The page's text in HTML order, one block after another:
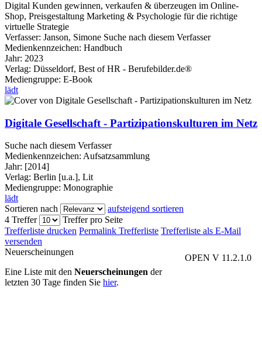
Digital Kunden gewinnen, verkaufen & überzeugen im Online-
Shop, Preisgestaltung Marketing & Psychologie für die richtige
virtuelle Strategie
Verfasser: Janson, Simone Suche nach diesem Verfasser
Medienkennzeichen: Handbuch
Jahr: 2023
Verlag: Düsseldorf, Best of HR - Berufebilder.de®
Mediengruppe: E-Book
lädt
Digitale Gesellschaft - Partizipationskulturen im Netz
Suche nach diesem Verfasser
Medienkennzeichen: Aufsatzsammlung
Jahr: [2014]
Verlag: Berlin [u.a.], Lit
Mediengruppe: Monographie
lädt
Sortieren nach
aufsteigend sortieren
4 Treffer
Treffer pro Seite
Trefferliste drucken Permalink Trefferliste Trefferliste als E-Mail
versenden
OPEN V 11.2.1.0
Neuerscheinungen
Eine Liste mit den Neuerscheinungen der
letzten 30 Tage finden Sie hier.